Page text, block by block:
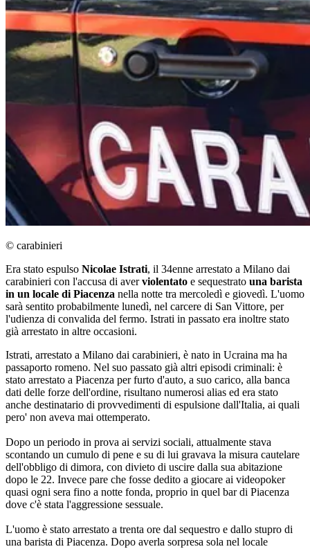
© carabinieri
Era stato espulso Nicolae Istrati, il 34enne arrestato a Milano dai
carabinieri con l'accusa di averviolentato e sequestrato una barista
in un locale di Piacenza nella notte tra mercoledì e giovedì. L'uomo
sarà sentito probabilmente lunedì, nel carcere di San Vittore, per
l'udienza di convalida del fermo. Istrati in passato era inoltre stato
già arrestato in altre occasioni.
Istrati, arrestato a Milano dai carabinieri, è nato in Ucraina ma ha
passaporto romeno. Nel suo passato già altri episodi criminali: è
stato arrestato a Piacenza per furto d'auto, a suo carico, alla banca
dati delle forze dell'ordine, risultano numerosi alias ed era stato
anche destinatario di provvedimenti di espulsione dall'Italia, ai quali
pero' non aveva mai ottemperato.
Dopo un periodo in prova ai servizi sociali, attualmente stava
scontando un cumulo di pene e su di lui gravava la misura cautelare
dell'obbligo di dimora, con divieto di uscire dalla sua abitazione
dopo le 22. Invece pare che fosse dedito a giocare ai videopoker
quasi ogni sera fino a notte fonda, proprio in quel bar di Piacenza
dove c'è stata l'aggressione sessuale.
L'uomo è stato arrestato a trenta ore dal sequestro e dallo stupro di
una barista di Piacenza. Dopo averla sorpresa sola nel locale